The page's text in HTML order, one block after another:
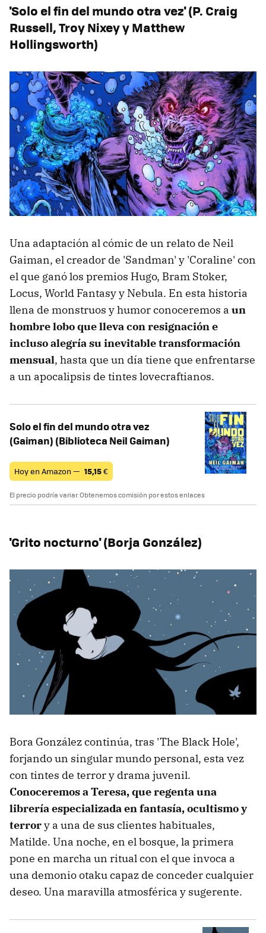
'Solo el fin del mundo otra vez' (P. Craig
Russell, Troy Nixey y Matthew
Hollingsworth)
Una adaptación al cómic de un relato de Neil
Gaiman, el creador de 'Sandman' y 'Coraline' con
el que ganó los premios Hugo, Bram Stoker,
Locus, World Fantasy y Nebula. En esta historia
llena de monstruos y humor conoceremos a un
hombre lobo que lleva con resignación e
incluso alegría su inevitable transformación
mensual, hasta que un día tiene que enfrentarse
a un apocalipsis de tintes lovecraftianos.
Solo el fin del mundo otra vez
(Gaiman) (Biblioteca Neil Gaiman)
Hoy en Amazon — 15,15€
El precio podría variar. Obtenemos comisión por estos enlaces
'Grito nocturno' (Borja González)
Bora González continúa, tras 'The Black Hole',
forjando un singular mundo personal, esta vez
con tintes de terror y drama juvenil.
Conoceremos a Teresa, que regenta una
librería especializada en fantasía, ocultismo y
terrory a una de sus clientes habituales,
Matilde. Una noche, en el bosque, la primera
pone en marcha un ritual con el que invoca a
una demonio otaku capaz de conceder cualquier
deseo. Una maravilla atmosférica y sugerente.